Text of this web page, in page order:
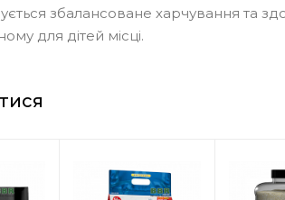
збалансоване харчування та
для дітей місці.